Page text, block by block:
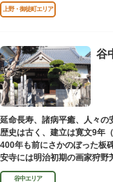
上野・御徒町エリア
谷
延命長寿、諸病平癒、人々の
歴史は古く、建立は寛文9年
400年も前にさかのぼった板
安寺には明治初期の画家狩
ります。
谷中エリア